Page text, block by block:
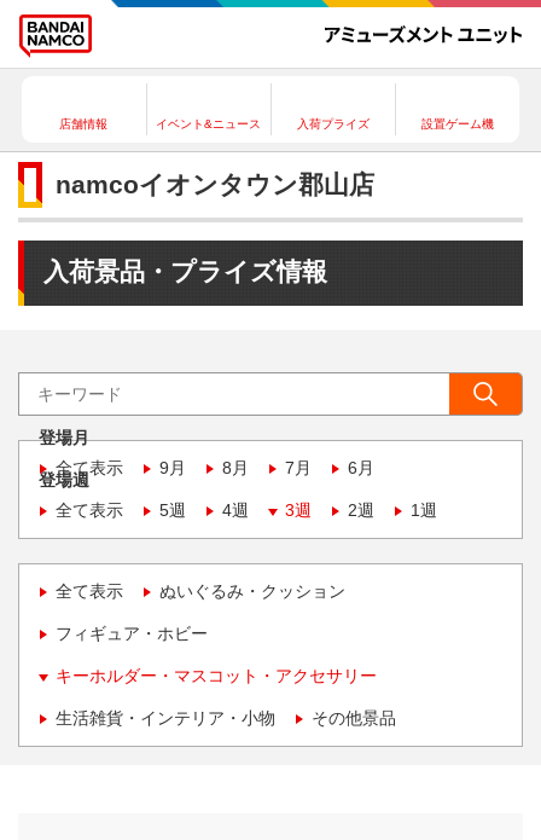
店舗情報 イベント&ニュース 入荷プライズ 設置ゲーム機
namcoイオンタウン郡山店
入荷景品・プライズ情報
登場月
全て表示
9月 8月 7月 6月
登場週
全て表示
5週 4週 3週 2週 1週
全て表示 ぬいぐるみ・クッション
フィギュア・ホビー
キーホルダー・マスコット・アクセサリー
生活雑貨・インテリア・小物 その他景品